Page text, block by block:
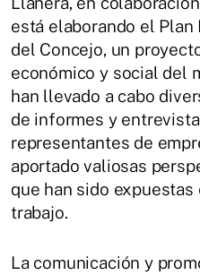
está elaborando el
del Concejo, un
económico y social del
han llevado a cabo
de informes y
representantes de
aportado valiosas
que han sido expuestas
trabajo.
La comunicación y